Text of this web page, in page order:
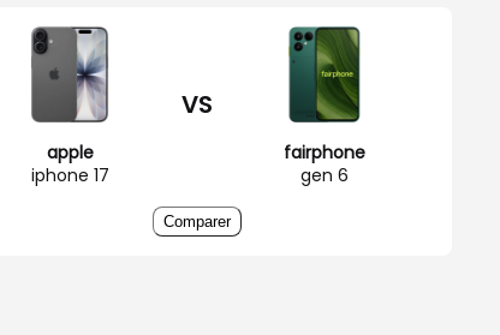
apple
iphone 17
VS
fairphone
gen 6
Comparer